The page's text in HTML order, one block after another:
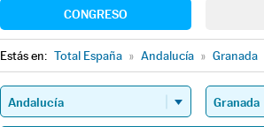
CONGRESO
Estás en: Total España » Andalucía » Granada